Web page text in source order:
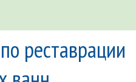
реставрации